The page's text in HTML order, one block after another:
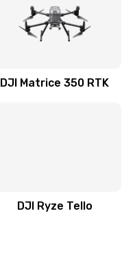
DJI Matrice 350 RTK
DJI Ryze Tello